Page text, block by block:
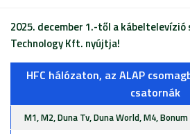
2025. december 1.-től a
Technology Kft. nyújtja!
HFC hálózaton, az ALAP
csatornák
M1, M2, Duna Tv, Duna World, M4,